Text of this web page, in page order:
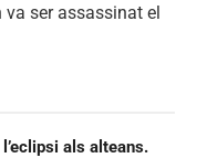
va ser assassinat el
als alteans.